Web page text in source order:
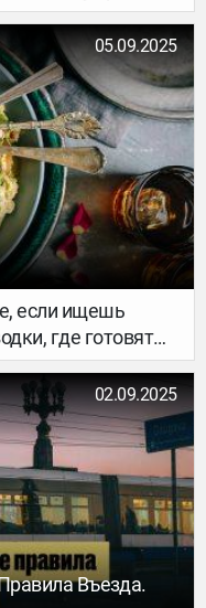
на протяжении
жутковатый
окутанное
из самых
Всемирного
05.09.2025
если ищешь
где готовят
и шалтибарщай,
В этой
куда можно
заведения, где
а) к друзьям
где всё «по-
02.09.2025
Въезда.